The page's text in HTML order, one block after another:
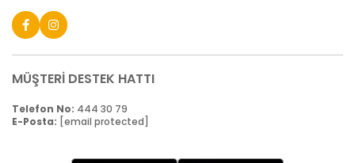
MÜŞTERİ DESTEK HATTI
Telefon No: 444 30 79
E-Posta: [email protected]